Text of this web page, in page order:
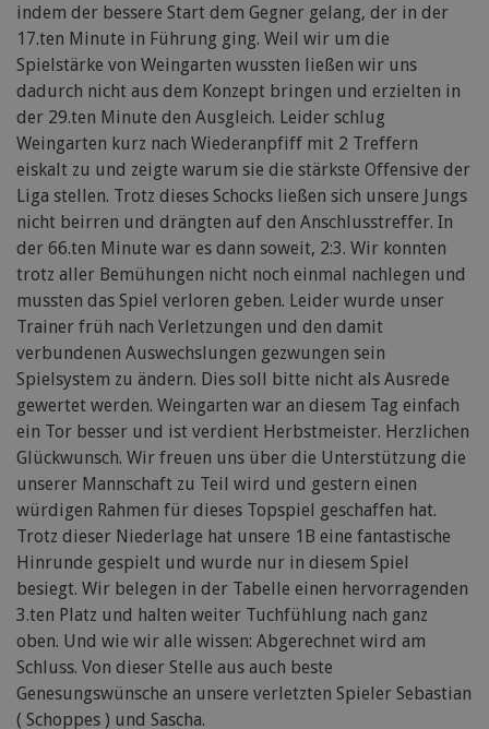
indem der bessere Start dem Gegner gelang, der in der
17.ten Minute in Führung ging. Weil wir um die
Spielstärke von Weingarten wussten ließen wir uns
dadurch nicht aus dem Konzept bringen und erzielten in
der 29.ten Minute den Ausgleich. Leider schlug
Weingarten kurz nach Wiederanpfiff mit 2 Treffern
eiskalt zu und zeigte warum sie die stärkste Offensive der
Liga stellen. Trotz dieses Schocks ließen sich unsere Jungs
nicht beirren und drängten auf den Anschlusstreffer. In
der 66.ten Minute war es dann soweit, 2:3. Wir konnten
trotz aller Bemühungen nicht noch einmal nachlegen und
mussten das Spiel verloren geben. Leider wurde unser
Trainer früh nach Verletzungen und den damit
verbundenen Auswechslungen gezwungen sein
Spielsystem zu ändern. Dies soll bitte nicht als Ausrede
gewertet werden. Weingarten war an diesem Tag einfach
ein Tor besser und ist verdient Herbstmeister. Herzlichen
Glückwunsch. Wir freuen uns über die Unterstützung die
unserer Mannschaft zu Teil wird und gestern einen
würdigen Rahmen für dieses Topspiel geschaffen hat.
Trotz dieser Niederlage hat unsere 1B eine fantastische
Hinrunde gespielt und wurde nur in diesem Spiel
besiegt. Wir belegen in der Tabelle einen hervorragenden
3.ten Platz und halten weiter Tuchfühlung nach ganz
oben. Und wie wir alle wissen: Abgerechnet wird am
Schluss. Von dieser Stelle aus auch beste
Genesungswünsche an unsere verletzten Spieler Sebastian
( Schoppes ) und Sascha.